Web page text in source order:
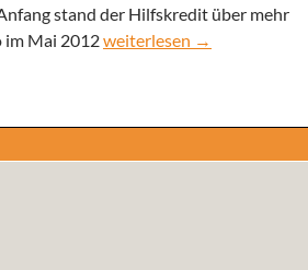
stand der Hilfskredit über mehr
im Mai 2012Eurokrise: Hilfspakete für
weiterlesen →